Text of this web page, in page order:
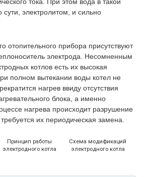
сути, электролитом, и сильно
отопительного прибора присутствуют
электрода. Несомненным
котлов есть их высокая
полном вытекании воды котел не
нагрев ввиду отсутствия
блока, а именно
нагрева происходит разрушение
их периодическая замена.
Принцип работы
электродного котла
Схема модификаций
электродного котла